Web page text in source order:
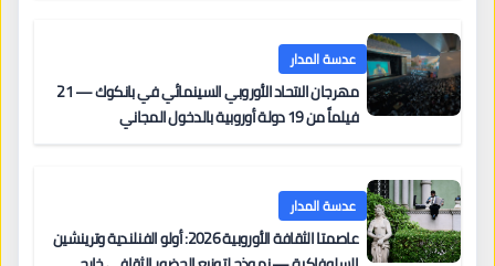
عدسة المدار
مهرجان الاتحاد الأوروبي السينمائي في بانكوك — 21
فيلماً من 19 دولة أوروبية بالدخول المجاني
عدسة المدار
عاصمتا الثقافة الأوروبية 2026: أولو الفنلندية وترينشين